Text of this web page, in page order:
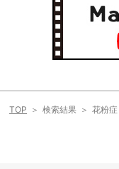
TOP 検索結果 花粉症